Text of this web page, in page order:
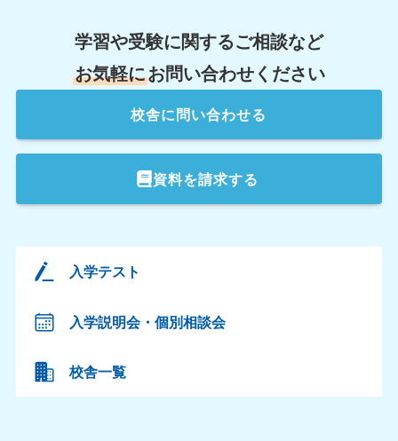
学習や受験に関するご相談など
お気軽にお問い合わせください
校舎に問い合わせる
資料を請求する
入学テスト
入学説明会・個別相談会
校舎一覧